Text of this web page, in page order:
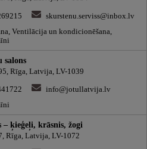
skurstenu.serviss@inbox.lv
Ventilācija un kondicionēšana,
salons
Rīga, Latvija, LV-1039
info@jotullatvija.lv
– ķieģeļi, krāsnis, žogi
Rīga, Latvija, LV-1072